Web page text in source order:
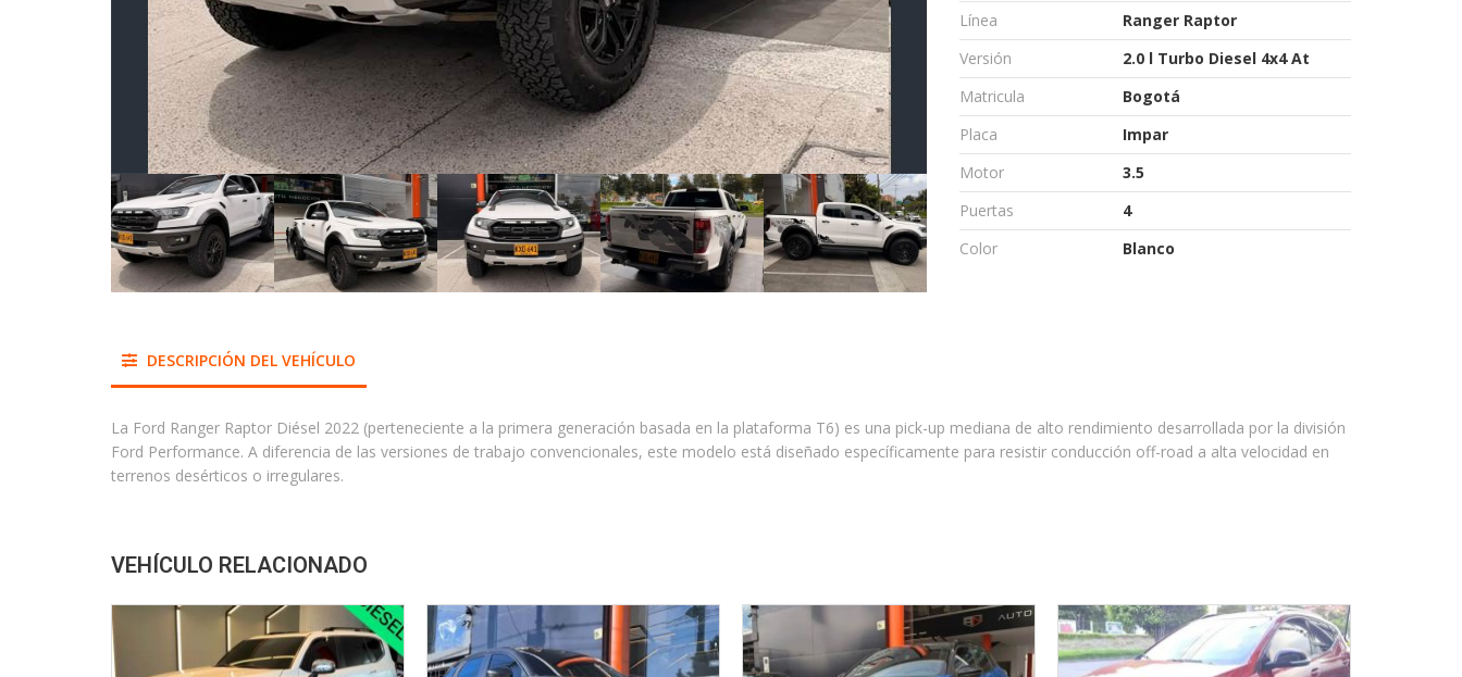
Línea
Ranger Raptor
Versión
2.0 l Turbo Diesel 4x4 At
Matricula
Bogotá
Placa
Impar
Motor
3.5
Puertas
4
Color
Blanco
DESCRIPCIÓN DEL VEHÍCULO
La Ford Ranger Raptor Diésel 2022 (perteneciente a la primera generación basada en la plataforma T6) es una pick-up mediana de alto rendimiento desarrollada por la división
Ford Performance. A diferencia de las versiones de trabajo convencionales, este modelo está diseñado específicamente para resistir conducción off-road a alta velocidad en
terrenos desérticos o irregulares.
VEHÍCULO RELACIONADO